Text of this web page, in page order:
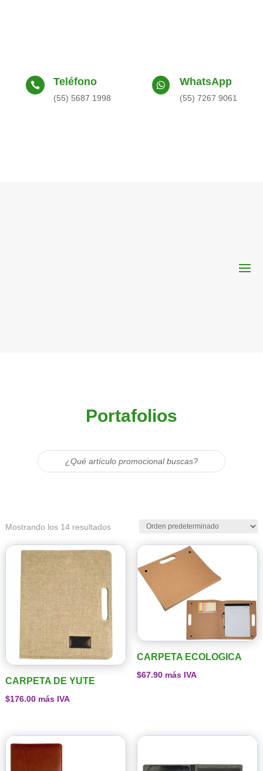
 Teléfono
(55) 5687 1998
 WhatsApp
(55) 7267 9061
Portafolios
Mostrando los 14 resultados
CARPETA DE YUTE
$176.00más IVA
CARPETA ECOLOGICA
$67.90más IVA